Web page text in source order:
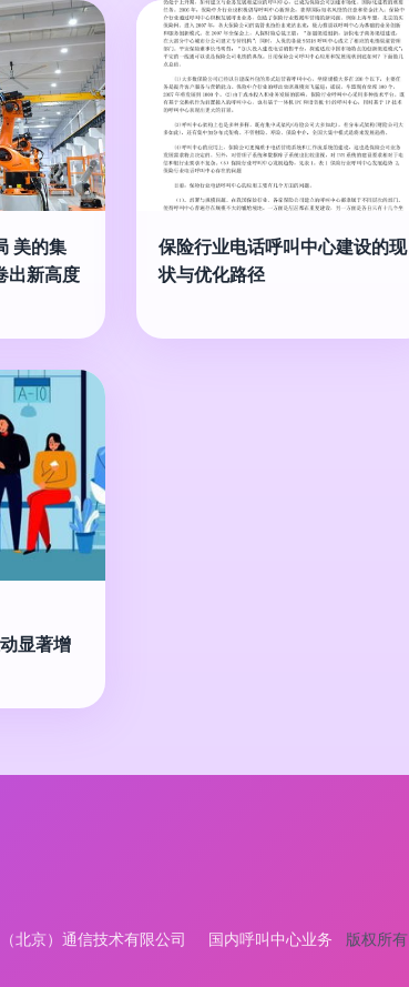
美的集
出新高度
保险行业电话呼叫中心建设的现
状与优化路径
显著增
北京）通信技术有限公司 国内呼叫中心业务 版权所有